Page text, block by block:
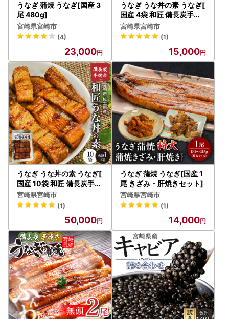
うなぎ 蒲焼 うなぎ[国産 3
尾 480g]
宮崎県宮崎市
(4)
23,000
うなぎ うな丼の素 うなぎ[
国産 4袋 和匠 備長炭手焼
き 400g]
宮崎県宮崎市
(1)
15,000
うなぎ うな丼の素 うなぎ[
国産 10袋 和匠 備長炭手焼
き 1kg]
宮崎県宮崎市
(1)
50,000
うなぎ 蒲焼 うなぎ[国産 1
尾 きざみ・肝焼きセット]
宮崎県宮崎市
(1)
14,000